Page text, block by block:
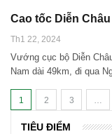
Cao tốc Diễn
Th1 22, 2024
Vướng cục bộ Diễn
Nam dài 49km, đi qua
1 2 3 …
TIÊU ĐIỂM